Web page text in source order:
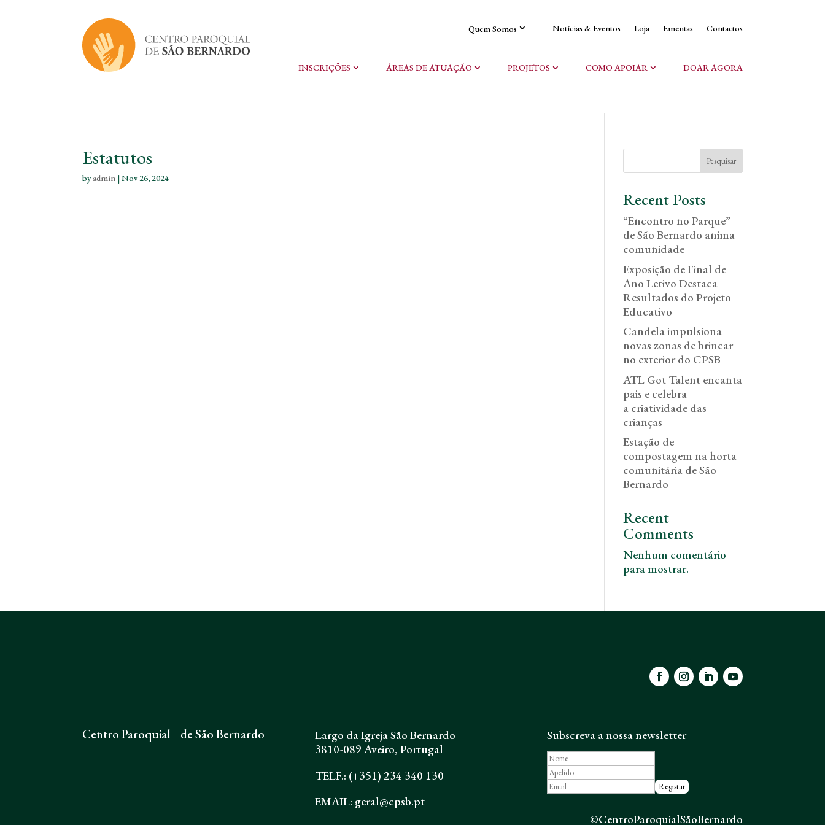
Quem Somos Notícias & Eventos Loja Ementas Contactos
INSCRIÇÕES ÁREAS DE ATUAÇÃO PROJETOS COMO APOIAR DOAR AGORA
Estatutos
byadmin |Nov 26, 2024
Pesquisar
Recent Posts
“Encontro no Parque”
de São Bernardo anima
comunidade
Exposição de Final de
Ano Letivo Destaca
Resultados do Projeto
Educativo
Candela impulsiona
novas zonas de brincar
no exterior do CPSB
ATL Got Talent encanta
pais e celebra
a criatividade das
crianças
Estação de
compostagem na horta
comunitária de São
Bernardo
Recent
Comments
Nenhum comentário
para mostrar.
Centro Paroquial de São Bernardo
Largo da Igreja São Bernardo
3810-089 Aveiro, Portugal
TELF.: (+351) 234 340 130
EMAIL: geral@cpsb.pt
Subscreva a nossa newsletter
©CentroParoquialSãoBernardo